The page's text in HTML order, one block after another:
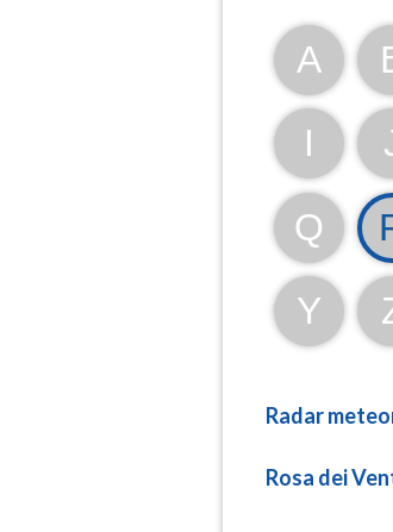
A
I
Q
Y
Radar
Rosa dei